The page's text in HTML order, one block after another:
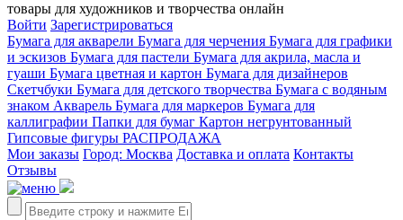
товары для художников и творчества онлайн
Войти Зарегистрироваться
Бумага для акварели Бумага для черчения Бумага для графики
и эскизов Бумага для пастели Бумага для акрила, масла и
гуаши Бумага цветная и картон Бумага для дизайнеров
Скетчбуки Бумага для детского творчества Бумага с водяным
знаком Акварель Бумага для маркеров Бумага для
каллиграфии Папки для бумаг Картон негрунтованный
Гипсовые фигуры РАСПРОДАЖА
Мои заказы Город: Москва Доставка и оплата Контакты
Отзывы